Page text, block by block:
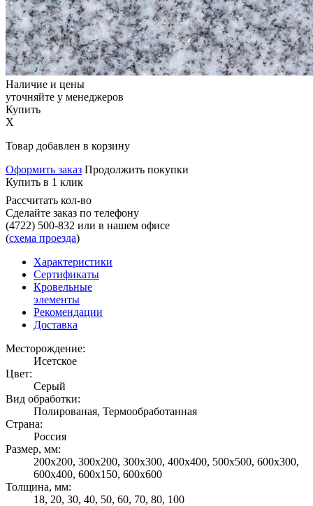
Наличие и цены
уточняйте у менеджеров
Купить
X
Товар добавлен в корзину
Оформить заказ Продолжить покупки
Купить в 1 клик
Рассчитать кол-во
Сделайте заказ по телефону
(4722) 500-832 или в нашем офисе
(схема проезда)
Характеристики
Сертификаты
Кровельные
элементы
Рекомендации
Доставка
Месторождение:
Исетское
Цвет:
Серый
Вид обработки:
Полированая, Термообработанная
Страна:
Россия
Размер, мм:
200х200, 300х200, 300х300, 400х400, 500х500, 600х300,
600х400, 600х150, 600х600
Толщина, мм:
18, 20, 30, 40, 50, 60, 70, 80, 100